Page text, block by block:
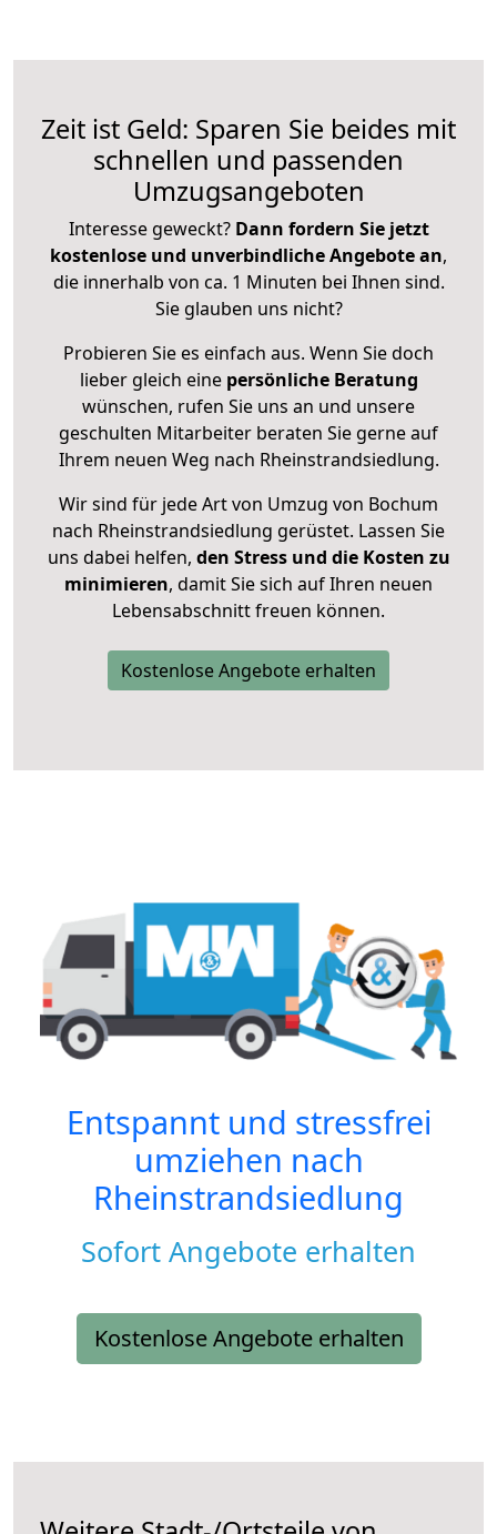
Zeit ist Geld: Sparen Sie beides mit
schnellen und passenden
Umzugsangeboten
Interesse geweckt? Dann fordern Sie jetzt
kostenlose und unverbindliche Angebote an,
die innerhalb von ca. 1 Minuten bei Ihnen sind.
Sie glauben uns nicht?
Probieren Sie es einfach aus. Wenn Sie doch
lieber gleich eine persönliche Beratung
wünschen, rufen Sie uns an und unsere
geschulten Mitarbeiter beraten Sie gerne auf
Ihrem neuen Weg nach Rheinstrandsiedlung.
Wir sind für jede Art von Umzug von Bochum
nach Rheinstrandsiedlung gerüstet. Lassen Sie
uns dabei helfen, den Stress und die Kosten zu
minimieren, damit Sie sich auf Ihren neuen
Lebensabschnitt freuen können.
Kostenlose Angebote erhalten
Entspannt und stressfrei
umziehen nach
Rheinstrandsiedlung
Sofort Angebote erhalten
Kostenlose Angebote erhalten